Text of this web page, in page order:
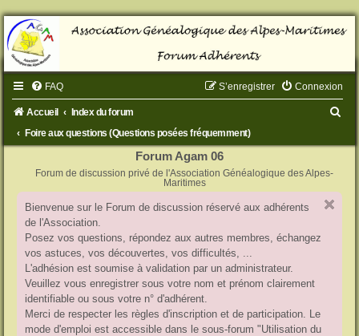
FAQ Connexion
S’enregistrer
Accueil
Index du forum
Foire aux questions (Questions posées fréquemment)
Forum Agam 06
Forum de discussion privé de l'Association Généalogique des Alpes-
Maritimes
Bienvenue sur le Forum de discussion réservé aux adhérents
de l'Association.
Posez vos questions, répondez aux autres membres, échangez
vos astuces, vos découvertes, vos difficultés, ...
L'adhésion est soumise à validation par un administrateur.
Veuillez vous enregistrer sous votre nom et prénom clairement
identifiable ou sous votre n° d'adhérent.
Merci de respecter les règles d'inscription et de participation. Le
mode d'emploi est accessible dans le sous-forum "Utilisation du